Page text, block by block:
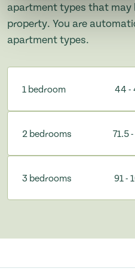
apartment types that may
property. You are
apartment types.
1 bedroom 44 -
2 bedrooms 71.5
3 bedrooms 91 -